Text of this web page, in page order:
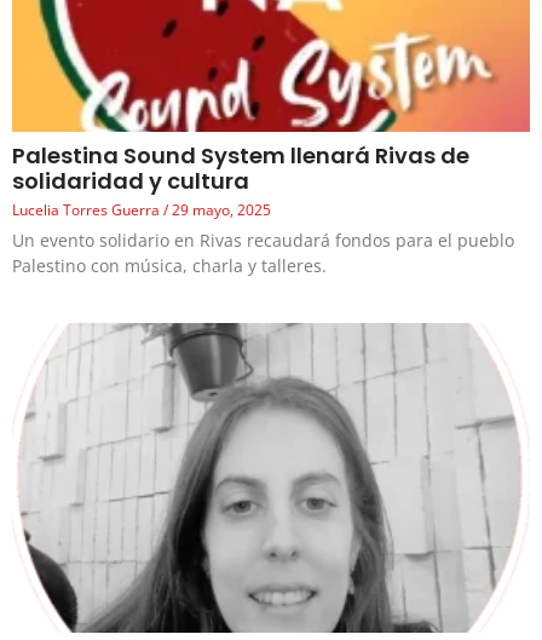
Palestina Sound System llenará Rivas de
solidaridad y cultura
Lucelia Torres Guerra 29 mayo, 2025
Un evento solidario en Rivas recaudará fondos para el pueblo
Palestino con música, charla y talleres.